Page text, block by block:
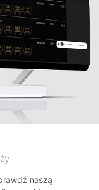
naszą